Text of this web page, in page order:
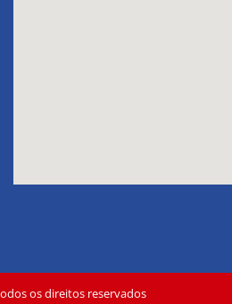
os direitos reservados